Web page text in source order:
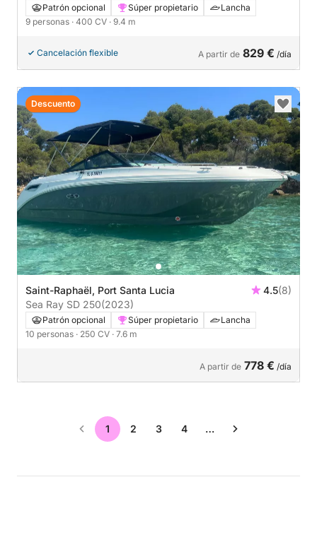
Patrón opcional Súper propietario
Lancha
9 personas · 400 CV · 9.4 m
Cancelación flexible A partir de 829 € /día
Saint-Raphaël, Port Santa Lucia 4.5(8)
Sea Ray SD 250(2023)
Patrón opcional Súper propietario
Lancha
10 personas · 250 CV · 7.6 m
A partir de 778 € /día
Descuento
1 2 3 4 …